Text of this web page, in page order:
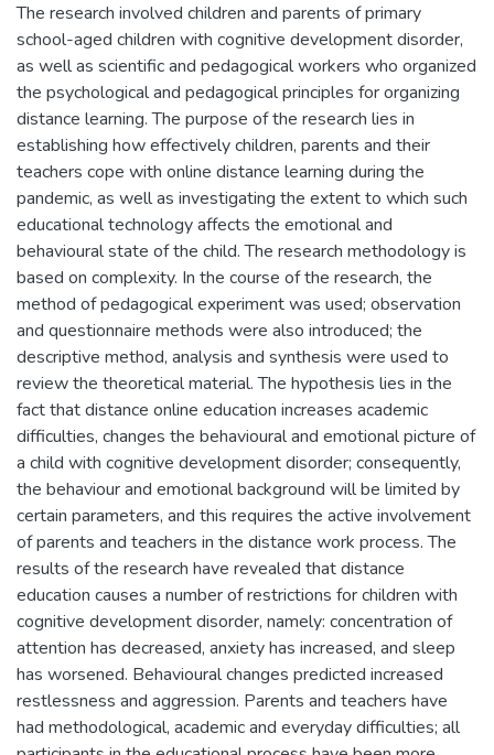
The research involved children and parents of primary
school-aged children with cognitive development disorder,
as well as scientific and pedagogical workers who organized
the psychological and pedagogical principles for organizing
distance learning. The purpose of the research lies in
establishing how effectively children, parents and their
teachers cope with online distance learning during the
pandemic, as well as investigating the extent to which such
educational technology affects the emotional and
behavioural state of the child. The research methodology is
based on complexity. In the course of the research, the
method of pedagogical experiment was used; observation
and questionnaire methods were also introduced; the
descriptive method, analysis and synthesis were used to
review the theoretical material. The hypothesis lies in the
fact that distance online education increases academic
difficulties, changes the behavioural and emotional picture of
a child with cognitive development disorder; consequently,
the behaviour and emotional background will be limited by
certain parameters, and this requires the active involvement
of parents and teachers in the distance work process. The
results of the research have revealed that distance
education causes a number of restrictions for children with
cognitive development disorder, namely: concentration of
attention has decreased, anxiety has increased, and sleep
has worsened. Behavioural changes predicted increased
restlessness and aggression. Parents and teachers have
had methodological, academic and everyday difficulties; all